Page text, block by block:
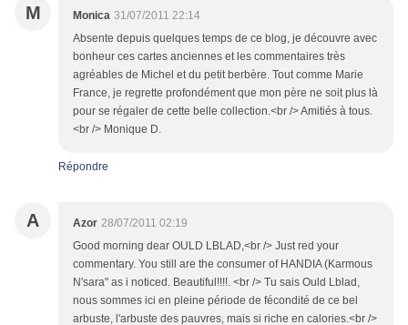
M Monica 31/07/2011 22:14
Absente depuis quelques temps de ce blog, je découvre avec
bonheur ces cartes anciennes et les commentaires très
agréables de Michel et du petit berbère. Tout comme Marie
France, je regrette profondément que mon père ne soit plus là
pour se régaler de cette belle collection.<br /> Amitiés à tous.
<br /> Monique D.
Répondre
A Azor 28/07/2011 02:19
Good morning dear OULD LBLAD,<br /> Just red your
commentary. You still are the consumer of HANDIA (Karmous
N'sara" as i noticed. Beautiful!!!!. <br /> Tu sais Ould Lblad,
nous sommes ici en pleine période de fécondité de ce bel
arbuste, l'arbuste des pauvres, mais si riche en calories.<br />